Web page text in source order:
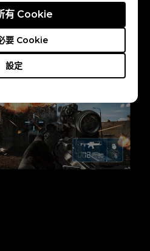
設定
要 Cookie
有 Cookie
利的熱鍵隨時切換。